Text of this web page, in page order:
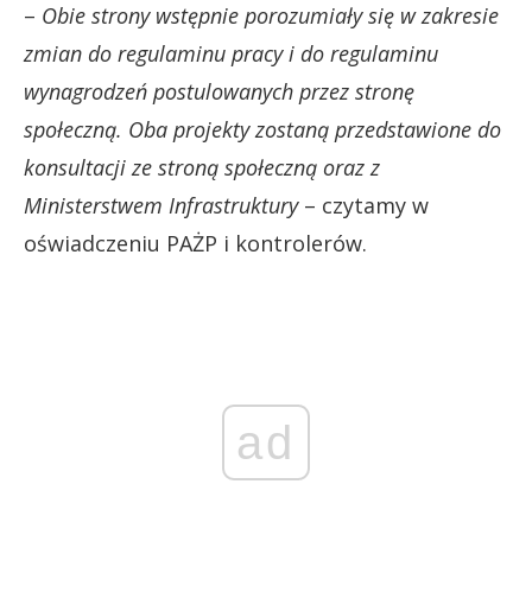
– Obie strony wstępnie porozumiały się w zakresie
zmian do regulaminu pracy i do regulaminu
wynagrodzeń postulowanych przez stronę
społeczną. Oba projekty zostaną przedstawione do
konsultacji ze stroną społeczną oraz z
Ministerstwem Infrastruktury– czytamy w
oświadczeniu PAŻP i kontrolerów.
ad